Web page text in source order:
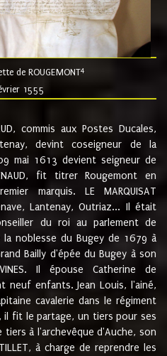
de ROUGEMONT4
1555
commis aux Postes Ducales,
devint coseigneur de la
mai 1613 devient seigneur de
fit titrer Rougemont en
marquis. LE MARQUISAT
Lantenay, Outriaz... Il était
du roi au parlement de
noblesse du Bugey de 1679 à
Bailly d'épée du Bugey à son
Il épouse Catherine de
neuf enfants. Jean Louis, l'ainé,
cavalerie dans le régiment
il fit le partage, un tiers pour ses
à l'archevêque d'Auche, son
à charge de reprendre les